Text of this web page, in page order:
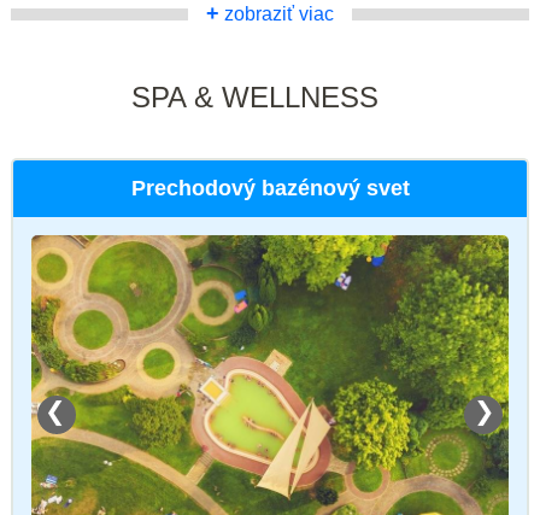
+ zobraziť viac
SPA & WELLNESS
Prechodový bazénový svet
❮ ❯